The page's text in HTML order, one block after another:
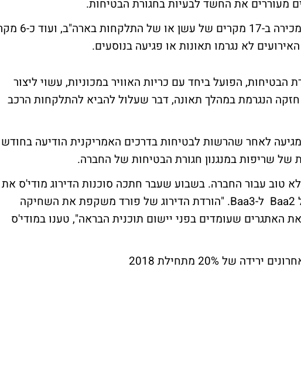
מעוררים את החשד לבעיות בחגורת הבטיחות.
ע"פ ההודעה שפורסמה, החברה מכירה ב-17
לא נגרמו תאונות או פגיעה בנוסעים.
הבטיחות, הפועל ביחד עם כריות האוויר במכוניות, עשוי ליצור
חזקה הנגרמת במהלך תאונה, דבר שעלול להביא להתלקחות הרכב
לאחר שהרשות לבטיחות בדרכים האמריקנית הודיעה בחודש
של שריפות במנגנון חגורת הבטיחות של החברה.
טוב עבור החברה. בשבוע שעבר חתכה סוכנות הדירוג מודי'ס את
דירוג החוב של החברה מרמה של Baa2 ל-Baa3. "הורדת הדירוג של פורד משקפת את השחיקה
האתגרים שעומדים בפני יישום תוכנית הבראה", טענו במודי'ס
של 20% מתחילת 2018